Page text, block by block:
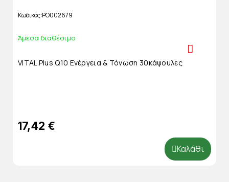
Κωδικός PO002679
Άμεσα διαθέσιμο
VITAL Plus Q10 Ενέργεια & Τόνωση 30κάψουλες
17,42 €
Καλάθι